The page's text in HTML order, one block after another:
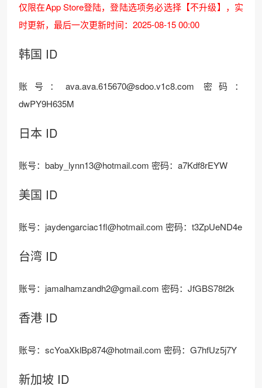
仅限在App Store登陆，登陆选项务必选择【不升级】，实
时更新，最后一次更新时间：2025-08-15 00:00
韩国 ID
账号：ava.ava.615670@sdoo.v1c8.com 密码：
dwPY9H635M
日本 ID
账号：baby_lynn13@hotmail.com 密码：a7Kdf8rEYW
美国 ID
账号：jaydengarciac1fl@hotmail.com 密码：t3ZpUeND4e
台湾 ID
账号：jamalhamzandh2@gmail.com 密码：JfGBS78f2k
香港 ID
账号：scYoaXklBp874@hotmail.com 密码：G7hfUz5j7Y
新加坡 ID